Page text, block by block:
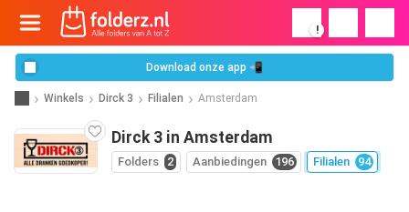
!
Download onze app 📲
Winkels Dirck 3 Filialen Amsterdam
Dirck 3 in Amsterdam
Folders 2 Aanbiedingen 196 Filialen 94